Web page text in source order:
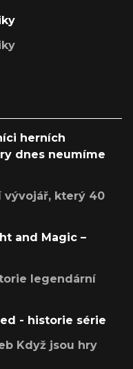
herních
dnes neumíme
vývojář, který 40
and Magic –
legendární
- historie série
Když jsou hry